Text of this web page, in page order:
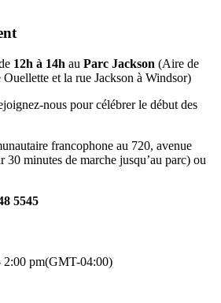
12h à 14h au Parc Jackson (Aire de
Ouellette et la rue Jackson à Windsor)
nous pour célébrer le début des
francophone au 720, avenue
30 minutes de marche jusqu’au parc) ou
5545
2:00 pm(GMT-04:00)